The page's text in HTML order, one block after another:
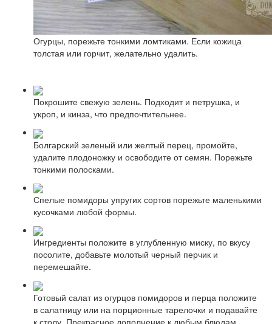
Огурцы, порежьте тонкими ломтиками. Если кожица
толстая или горчит, желательно удалить.
Покрошите свежую зелень. Подходит и петрушка, и
укроп, и кинза, что предпочтительнее.
Болгарский зеленый или желтый перец, промойте,
удалите плодоножку и освободите от семян. Порежьте
тонкими полосками.
Спелые помидоры упругих сортов порежьте маленькими
кусочками любой формы.
Ингредиенты положите в углубленную миску, по вкусу
посолите, добавьте молотый черный перчик и
перемешайте.
Готовый салат из огурцов помидоров и перца положите
в салатницу или на порционные тарелочки и подавайте
к столу. Прекрасное дополнение к любым блюдам,